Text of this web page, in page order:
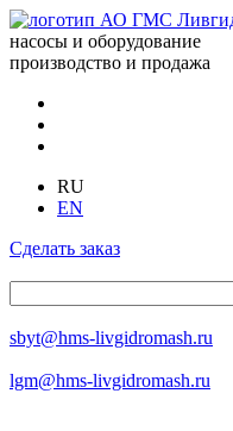
насосы и оборудование
производство и продажа
RU
EN
Сделать заказ
sbyt@hms-livgidromash.ru
lgm@hms-livgidromash.ru